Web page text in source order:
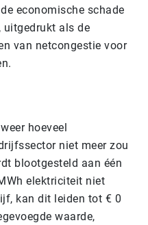
economische schade
uitgedrukt als de
van netcongestie voor
hoeveel
niet meer zou
blootgesteld aan één
elektriciteit niet
kan dit leiden tot € 0
waarde,